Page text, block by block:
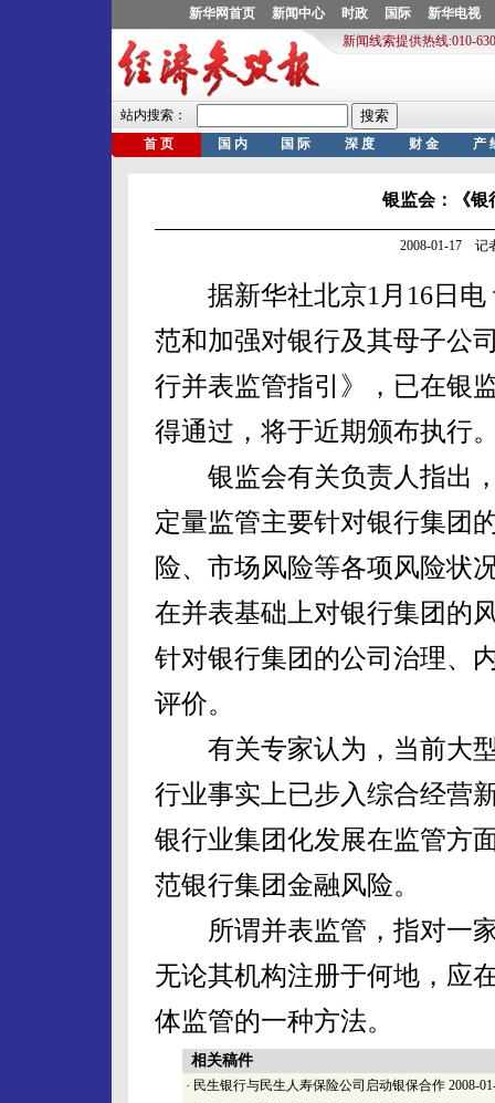
银监会：《银
2008-01-17 记
据新华社北京1月16日电
范和加强对银行及其母子公
行并表监管指引》，已在银
得通过，将于近期颁布执行
银监会有关负责人指出，
定量监管主要针对银行集团
险、市场风险等各项风险状
在并表基础上对银行集团的
针对银行集团的公司治理、
评价。
有关专家认为，当前大型
行业事实上已步入综合经营
银行业集团化发展在监管方
范银行集团金融风险。
所谓并表监管，指对一家
无论其机构注册于何地，应
体监管的一种方法。
相关稿件
· 民生银行与民生人寿保险公司启动银保合作 2008-